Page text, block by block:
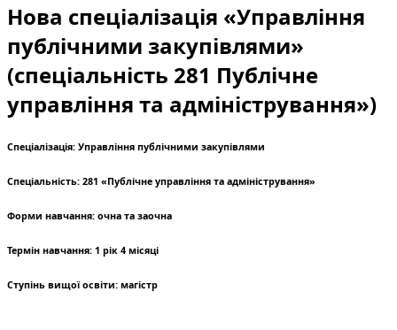
Нова спеціалізація «Управління
публічними закупівлями»
(спеціальність 281 Публічне
управління та адміністрування»)
Cпеціалізація: Управління публічними закупівлями
Спеціальність: 281 «Публічне управління та адміністрування»
Форми навчання: очна та заочна
Термін навчання: 1 рік 4 місяці
Ступінь вищої освіти: магістр